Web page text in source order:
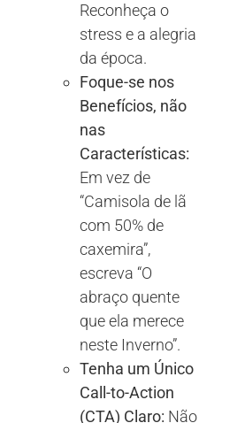
Reconheça o
stress e a alegria
da época.
Foque-se nos
Benefícios, não
nas
Características:
Em vez de
“Camisola de lã
com 50% de
caxemira”,
escreva “O
abraço quente
que ela merece
neste Inverno”.
Tenha um Único
Call-to-Action
(CTA) Claro: Não